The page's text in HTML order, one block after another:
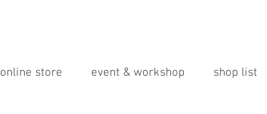
online store event & workshop shop list